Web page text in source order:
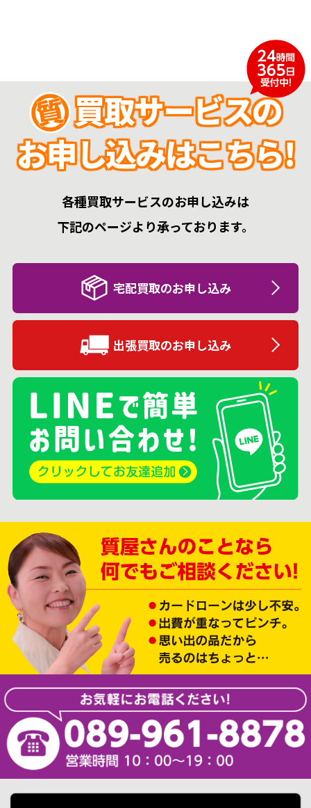
買取サービスの
お申し込みはこちら!
各種買取サービスのお申し込みは
下記のページより承っております。
宅配買取のお申し込み
出張買取のお申し込み